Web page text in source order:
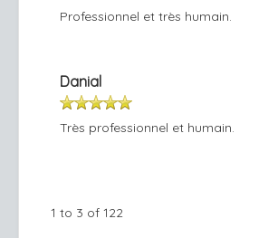
Professionnel et très humain.
Danial
Très professionnel et humain.
1 to 3 of 122